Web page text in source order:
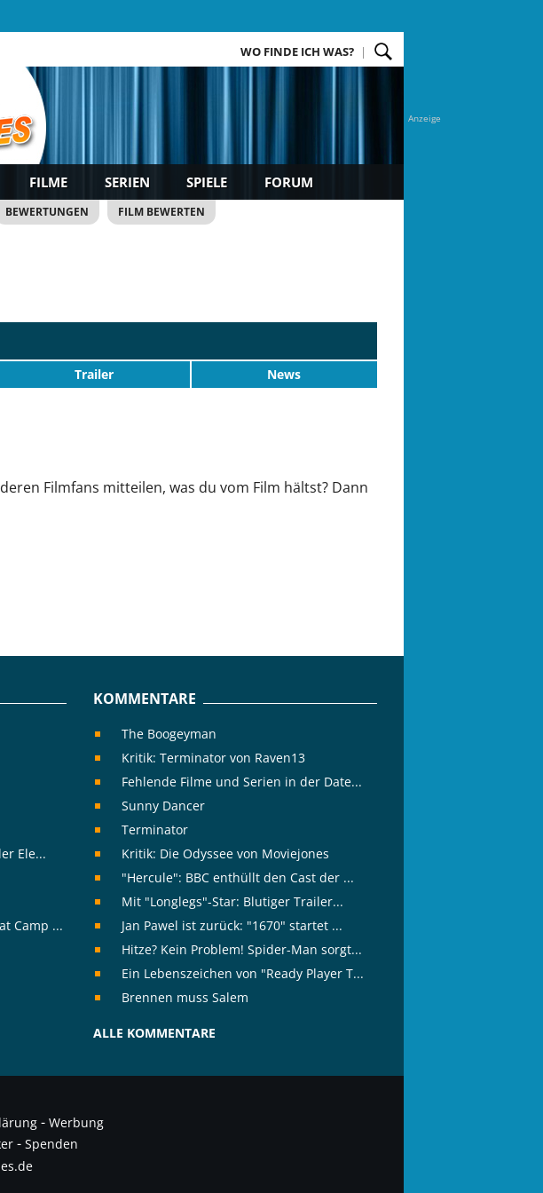
Anzeige
WO FINDE ICH WAS?
FILME SERIEN SPIELE FORUM
BEWERTUNGEN FILM BEWERTEN
Trailer News
Filmfans mitteilen, was du vom Film hältst? Dann
Ele...
Camp ...
KOMMENTARE
The Boogeyman
Kritik: Terminator von Raven13
Fehlende Filme und Serien in der Date...
Sunny Dancer
Terminator
Kritik: Die Odyssee von Moviejones
"Hercule": BBC enthüllt den Cast der ...
Mit "Longlegs"-Star: Blutiger Trailer...
Jan Pawel ist zurück: "1670" startet ...
Hitze? Kein Problem! Spider-Man sorgt...
Ein Lebenszeichen von "Ready Player T...
Brennen muss Salem
ALLE KOMMENTARE
- Werbung
- Spenden